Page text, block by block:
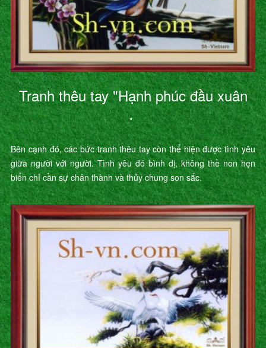
Tranh thêu tay "Hạnh phúc đầu xuân
"
Bên cạnh đó, các bức tranh thêu tay còn thể hiện được tình yêu
giữa người với người. Tình yêu đó bình dị, không thề non hẹn
biển chỉ cần sự chân thành và thủy chung son sắc.